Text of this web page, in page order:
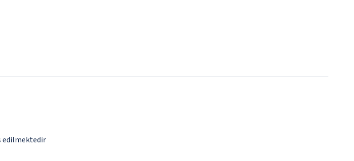
edilmektedir